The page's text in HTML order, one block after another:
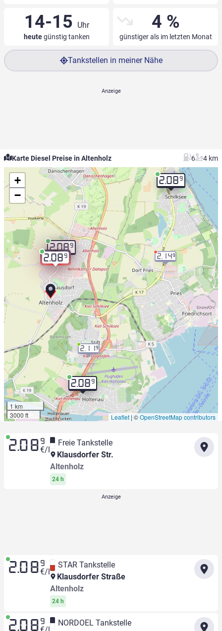
14-15 Uhr
heutegünstig tanken
4 %
günstiger als im letzten Monat
Tankstellen in meiner Nähe
Karte Diesel Preise in Altenholz 6 4 km
2.089
2.08 9
2.089
2.089
2.149
2.119
+
−
1 km
3000 ft
Leaflet | ©OpenStreetMap contributors
2.08 9
€/l
Freie Tankstelle
Klausdorfer Str.
Altenholz
24 h
2.08 9
€/l
STAR Tankstelle
Klausdorfer Straße
Altenholz
24 h
2.08 9
NORDOEL Tankstelle